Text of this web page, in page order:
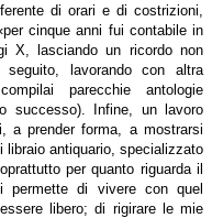
di orari e di costrizioni,
cinque anni fui contabile in
X, lasciando un ricordo non
lavorando con altra
parecchie antologie
successo). Infine, un lavoro
a prender forma, a mostrarsi
antiquario, specializzato
per quanto riguarda il
permette di vivere con quel
libero; di rigirare le mie